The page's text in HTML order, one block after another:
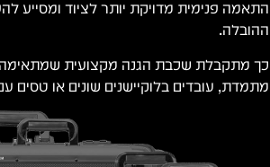
התאמה פנימית מדויקת יותר לציוד ומסייע
ההובלה.
מתמדת, עובדים בלוקיישנים שונים או טסים